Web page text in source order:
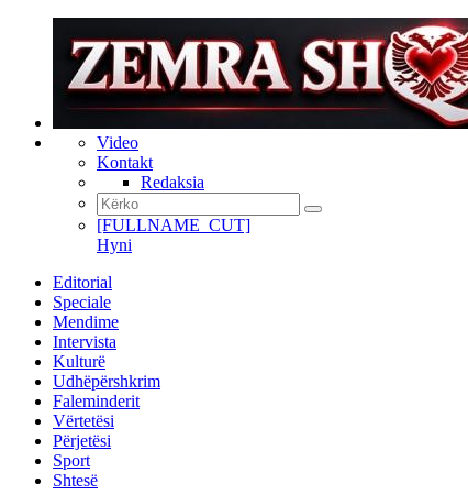
Video
Kontakt
Redaksia
[FULLNAME_CUT]
Hyni
Editorial
Speciale
Mendime
Intervista
Kulturë
Udhëpërshkrim
Faleminderit
Vërtetësi
Përjetësi
Sport
Shtesë